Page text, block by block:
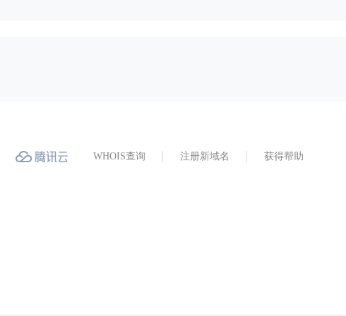
WHOIS查询 注册新域名 获得帮助